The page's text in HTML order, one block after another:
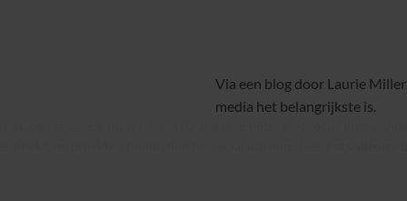
Via een blog door Laurie
media het belangrijkste is.